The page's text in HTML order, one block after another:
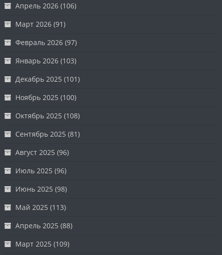
Апрель 2026 (106)
Март 2026 (91)
Февраль 2026 (97)
Январь 2026 (103)
Декабрь 2025 (101)
Ноябрь 2025 (100)
Октябрь 2025 (108)
Сентябрь 2025 (81)
Август 2025 (96)
Июль 2025 (96)
Июнь 2025 (98)
Май 2025 (113)
Апрель 2025 (88)
Март 2025 (109)